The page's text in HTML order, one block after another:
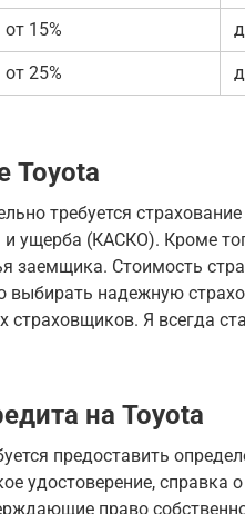
от 15%
от 25%
Toyota
требуется
и ущерба (КАСКО). Кроме
заемщика. Стоимость
выбирать надежную
Я всегда
на Toyota
предоставить
удостоверение, справка
право